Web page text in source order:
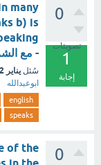
0
تصويتات
1
إجابة
many
b) is
- مع
سُئل يناير 12
ابوعبدالله
english
speaks
0
of the